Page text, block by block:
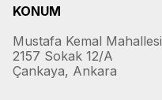
KONUM
Mustafa Kemal Mahallesi
2157 Sokak 12/A
Çankaya, Ankara